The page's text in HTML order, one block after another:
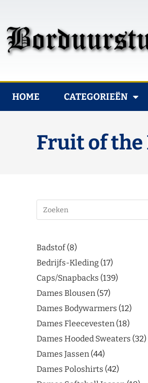
HOME CATEGORIEËN
Fruit of the
Badstof 8
Bedrijfs-Kleding 17
Caps/Snapbacks 139
Dames Blousen 57
Dames Bodywarmers 12
Dames Fleecevesten 18
Dames Hooded Sweaters 32
Dames Jassen 44
Dames Poloshirts 42